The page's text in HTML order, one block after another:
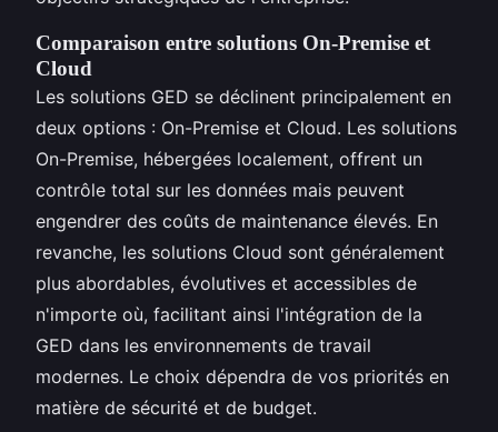
Comparaison entre solutions On-Premise et
Cloud
Les solutions GED se déclinent principalement en
deux options : On-Premise et Cloud. Les solutions
On-Premise, hébergées localement, offrent un
contrôle total sur les données mais peuvent
engendrer des coûts de maintenance élevés. En
revanche, les solutions Cloud sont généralement
plus abordables, évolutives et accessibles de
n'importe où, facilitant ainsi l'intégration de la
GED dans les environnements de travail
modernes. Le choix dépendra de vos priorités en
matière de sécurité et de budget.